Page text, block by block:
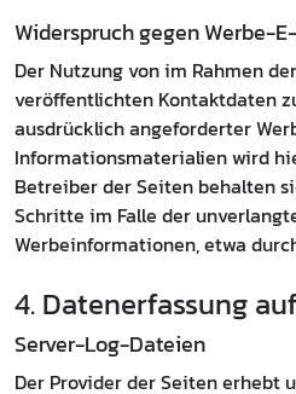
Widerspruch gegen Werbe-
Der Nutzung von im Rahmen
veröffentlichten Kontaktdaten
ausdrücklich angeforderter
Informationsmaterialien wird
Betreiber der Seiten behalten
Schritte im Falle der
Werbeinformationen, etwa
4. Datenerfassung
Server-Log-Dateien
Der Provider der Seiten erhebt